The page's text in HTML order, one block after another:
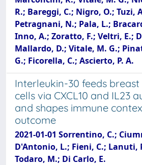
R.; Bareggi, C.; Nigro, O.; Tuzi,
Petragnani, N.; Pala, L.;
Inno, A.; Zoratto, F.; Veltri, E.;
Mallardo, D.; Vitale, M. G.;
G.; Ficorella, C.; Ascierto, P. A.
Interleukin-30 feeds
cells via CXCL10 and IL23
and shapes immune
outcome
2021-01-01 Sorrentino, C.;
D'Antonio, L.; Fieni, C.; Lanuti,
Todaro, M.; Di Carlo, E.